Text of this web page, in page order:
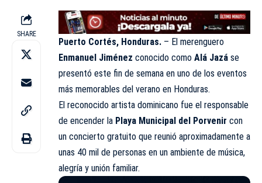
SHARE
Puerto Cortés, Honduras. – El merenguero
Enmanuel Jiménez conocido como Alá Jazá se
presentó este fin de semana en uno de los eventos
más memorables del verano en Honduras.
El reconocido artista dominicano fue el responsable
de encender la Playa Municipal del Porvenir con
un concierto gratuito que reunió aproximadamente a
unas 40 mil de personas en un ambiente de música,
alegría y unión familiar.